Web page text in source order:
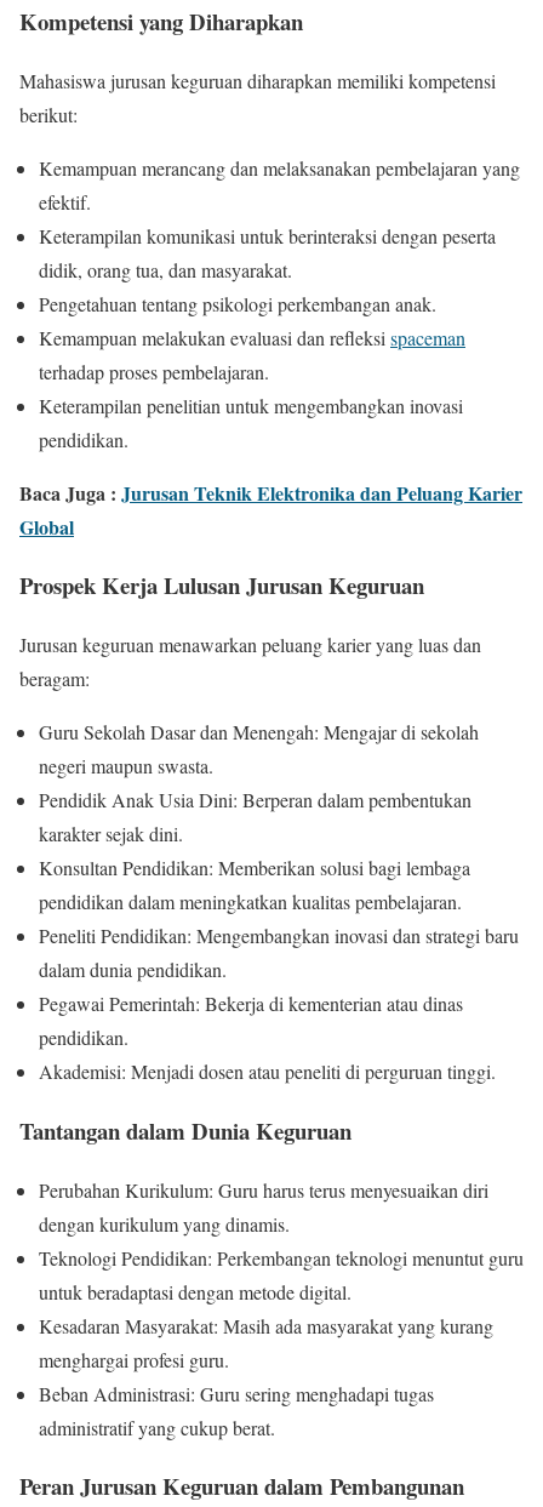
Kompetensi yang Diharapkan
Mahasiswa jurusan keguruan diharapkan memiliki kompetensi
berikut:
Kemampuan merancang dan melaksanakan pembelajaran yang
efektif.
Keterampilan komunikasi untuk berinteraksi dengan peserta
didik, orang tua, dan masyarakat.
Pengetahuan tentang psikologi perkembangan anak.
Kemampuan melakukan evaluasi dan refleksi spaceman
terhadap proses pembelajaran.
Keterampilan penelitian untuk mengembangkan inovasi
pendidikan.
Baca Juga : Jurusan Teknik Elektronika dan Peluang Karier
Global
Prospek Kerja Lulusan Jurusan Keguruan
Jurusan keguruan menawarkan peluang karier yang luas dan
beragam:
Guru Sekolah Dasar dan Menengah: Mengajar di sekolah
negeri maupun swasta.
Pendidik Anak Usia Dini: Berperan dalam pembentukan
karakter sejak dini.
Konsultan Pendidikan: Memberikan solusi bagi lembaga
pendidikan dalam meningkatkan kualitas pembelajaran.
Peneliti Pendidikan: Mengembangkan inovasi dan strategi baru
dalam dunia pendidikan.
Pegawai Pemerintah: Bekerja di kementerian atau dinas
pendidikan.
Akademisi: Menjadi dosen atau peneliti di perguruan tinggi.
Tantangan dalam Dunia Keguruan
Perubahan Kurikulum: Guru harus terus menyesuaikan diri
dengan kurikulum yang dinamis.
Teknologi Pendidikan: Perkembangan teknologi menuntut guru
untuk beradaptasi dengan metode digital.
Kesadaran Masyarakat: Masih ada masyarakat yang kurang
menghargai profesi guru.
Beban Administrasi: Guru sering menghadapi tugas
administratif yang cukup berat.
Peran Jurusan Keguruan dalam Pembangunan